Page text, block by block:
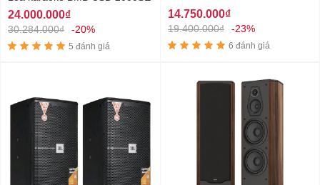
24.000.000₫
30.284.000₫ -20%
5 đánh giá
14.750.000₫
19.400.000₫ -23%
6 đánh giá